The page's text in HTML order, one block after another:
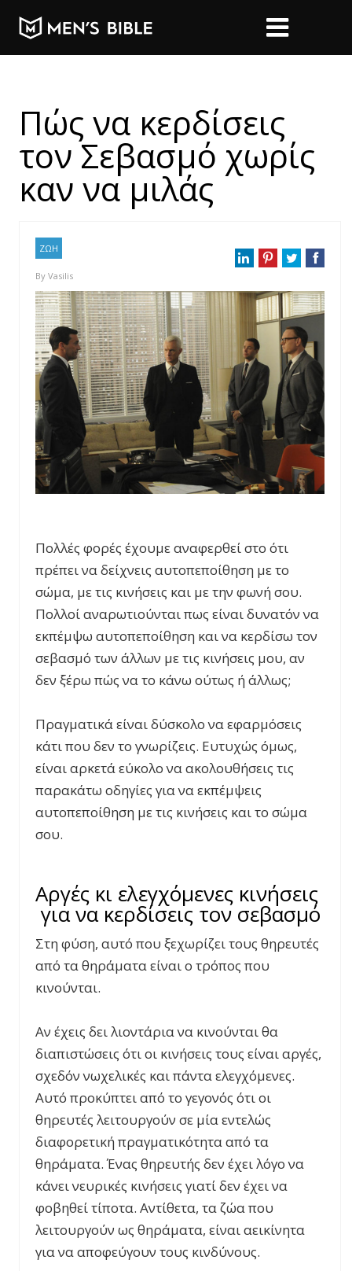
Πώς να κερδίσεις
τον Σεβασμό χωρίς
καν να μιλάς
ΖΩΗ
By Vasilis
Πολλές φορές έχουμε αναφερθεί στο ότι
πρέπει να δείχνεις αυτοπεποίθηση με το
σώμα, με τις κινήσεις και με την φωνή σου.
Πολλοί αναρωτιούνται πως είναι δυνατόν να
εκπέμψω αυτοπεποίθηση και να κερδίσω τον
σεβασμό των άλλων με τις κινήσεις μου, αν
δεν ξέρω πώς να το κάνω ούτως ή άλλως;
Πραγματικά είναι δύσκολο να εφαρμόσεις
κάτι που δεν το γνωρίζεις. Ευτυχώς όμως,
είναι αρκετά εύκολο να ακολουθήσεις τις
παρακάτω οδηγίες για να εκπέμψεις
αυτοπεποίθηση με τις κινήσεις και το σώμα
σου.
Αργές κι ελεγχόμενες κινήσεις
για να κερδίσεις τον σεβασμό
Στη φύση, αυτό που ξεχωρίζει τους θηρευτές
από τα θηράματα είναι ο τρόπος που
κινούνται.
Αν έχεις δει λιοντάρια να κινούνται θα
διαπιστώσεις ότι οι κινήσεις τους είναι αργές,
σχεδόν νωχελικές και πάντα ελεγχόμενες.
Αυτό προκύπτει από το γεγονός ότι οι
θηρευτές λειτουργούν σε μία εντελώς
διαφορετική πραγματικότητα από τα
θηράματα. Ένας θηρευτής δεν έχει λόγο να
κάνει νευρικές κινήσεις γιατί δεν έχει να
φοβηθεί τίποτα. Αντίθετα, τα ζώα που
λειτουργούν ως θηράματα, είναι αεικίνητα
για να αποφεύγουν τους κινδύνους.